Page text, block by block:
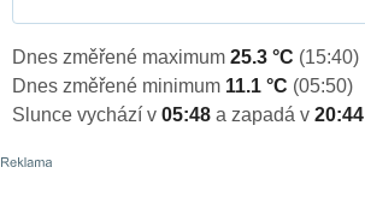
Dnes změřené maximum 25.3 °C (15:40)
Dnes změřené minimum 11.1 °C (05:50)
Slunce vychází v 05:48 a zapadá v 20:44